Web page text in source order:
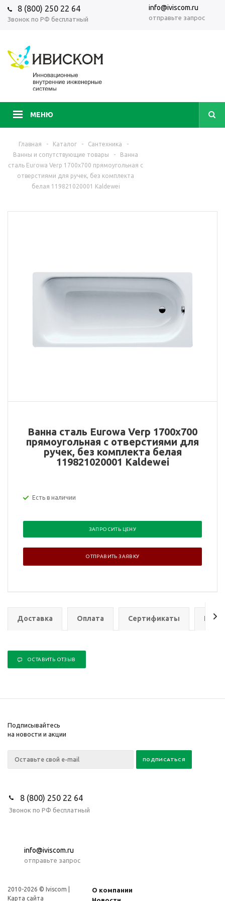
8 (800) 250 22 64
Звонок по РФ бесплатный
info@iviscom.ru
отправьте запрос
МЕНЮ
Главная - Каталог - Сантехника
-
Ванны и сопутствующие товары
-
Ванна
сталь Eurowa Verp 1700х700 прямоугольная с
отверстиями для ручек, без комплекта
белая 119821020001 Kaldewei
Ванна сталь Eurowa Verp 1700х700
прямоугольная с отверстиями для
ручек, без комплекта белая
119821020001 Kaldewei
Есть в наличии
ЗАПРОСИТЬ ЦЕНУ
ОТПРАВИТЬ ЗАЯВКУ
Доставка Оплата Сертификаты
ОСТАВИТЬ ОТЗЫВ
Подписывайтесь
на новости и акции
8 (800) 250 22 64
Звонок по РФ бесплатный
info@iviscom.ru
отправьте запрос
2010-2026 © Iviscom |
Карта сайта
О компании